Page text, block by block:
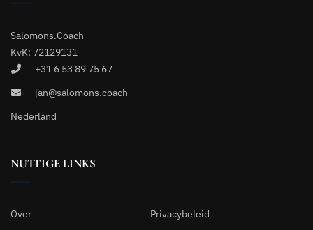
Salomons.Coach
KvK: 72129131
+31 6 53 89 75 67
jan@salomons.coach
Nederland
NUTTIGE LINKS
Over
Privacybeleid